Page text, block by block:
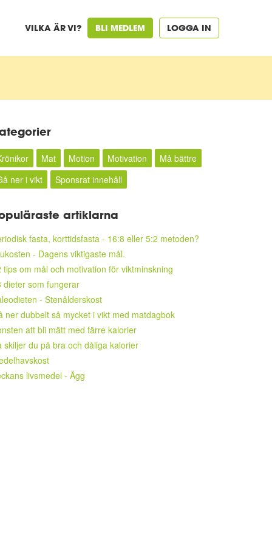
VILKA ÄR VI? BLI MEDLEM LOGGA IN
Mat Motion Motivation
Må bättre
ner i vikt
Sponsrat innehåll
artiklarna
fasta, korttidsfasta - 16:8 eller 5:2 metoden?
- Dagens viktigaste mål.
tips om mål och motivation för viktminskning
dieter som fungerar
- Stenålderskost
ner dubbelt så mycket i vikt med matdagbok
att bli mätt med färre kalorier
skiljer du på bra och dåliga kalorier
livsmedel - Ägg